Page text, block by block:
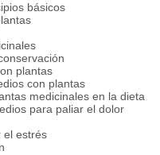
básicos
plantas
con plantas
medicinales en la dieta
para paliar el dolor
el estrés